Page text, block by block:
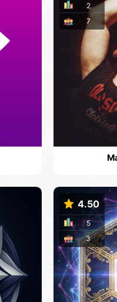
7
2
4.50
3
5